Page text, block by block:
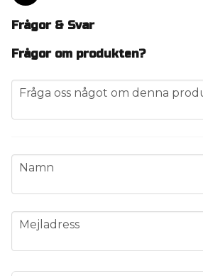
Frågor & Svar
Frågor om produkten?
question
Fråga oss något om denna
name
Namn
email
Mejladress